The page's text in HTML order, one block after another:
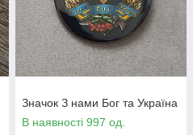
Значок З нами Бог та Україна
В наявності 997 од.